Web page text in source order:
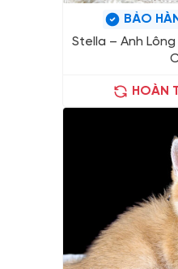
BẢO
Stella – Anh Lông
HOÀN